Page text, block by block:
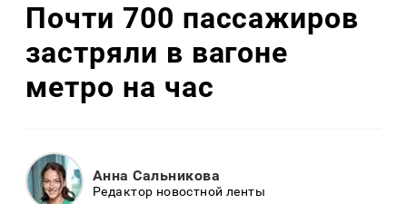
Почти 700 пассажиров
застряли в вагоне
метро на час
Анна Сальникова
Редактор новостной ленты